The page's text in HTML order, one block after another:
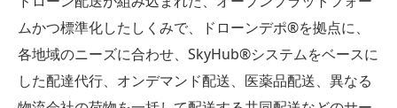
ムかつ標準化したしくみで、ドローンデポ®︎を拠点に、
各地域のニーズに合わせ、SkyHub®システムをベースに
した配達代行、オンデマンド配送、医薬品配送、異なる